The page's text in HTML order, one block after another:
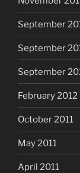
September
September
September
February 2012
October 2011
May 2011
April 2011